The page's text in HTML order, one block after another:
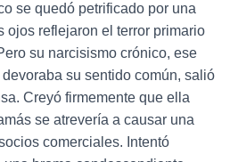
se quedó petrificado por una
ojos reflejaron el terror primario
su narcisismo crónico, ese
su sentido común, salió
Creyó firmemente que ella
se atrevería a causar una
comerciales. Intentó